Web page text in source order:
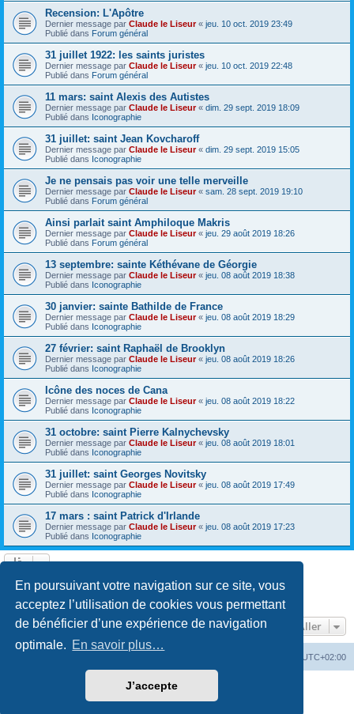
En poursuivant votre navigation sur ce site, vous
acceptez l’utilisation de cookies vous permettant
de bénéficier d’une expérience de navigation
optimale. En savoir plus…
J’accepte
Recension: L'Apôtre
Dernier message par Claude le Liseur« jeu. 10 oct. 2019 23:49
Publié dans Forum général
31 juillet 1922: les saints juristes
Dernier message par Claude le Liseur« jeu. 10 oct. 2019 22:48
Publié dans Forum général
11 mars: saint Alexis des Autistes
Dernier message par Claude le Liseur« dim. 29 sept. 2019 18:09
Publié dans Iconographie
31 juillet: saint Jean Kovcharoff
Dernier message par Claude le Liseur« dim. 29 sept. 2019 15:05
Publié dans Iconographie
Je ne pensais pas voir une telle merveille
Dernier message par Claude le Liseur« sam. 28 sept. 2019 19:10
Publié dans Forum général
Ainsi parlait saint Amphiloque Makris
Dernier message par Claude le Liseur« jeu. 29 août 2019 18:26
Publié dans Forum général
13 septembre: sainte Kéthévane de Géorgie
Dernier message par Claude le Liseur« jeu. 08 août 2019 18:38
Publié dans Iconographie
30 janvier: sainte Bathilde de France
Dernier message par Claude le Liseur« jeu. 08 août 2019 18:29
Publié dans Iconographie
27 février: saint Raphaël de Brooklyn
Dernier message par Claude le Liseur« jeu. 08 août 2019 18:26
Publié dans Iconographie
Icône des noces de Cana
Dernier message par Claude le Liseur« jeu. 08 août 2019 18:22
Publié dans Iconographie
31 octobre: saint Pierre Kalnychevsky
Dernier message par Claude le Liseur« jeu. 08 août 2019 18:01
Publié dans Iconographie
31 juillet: saint Georges Novitsky
Dernier message par Claude le Liseur« jeu. 08 août 2019 17:49
Publié dans Iconographie
17 mars : saint Patrick d'Irlande
Dernier message par Claude le Liseur« jeu. 08 août 2019 17:23
Publié dans Iconographie
Page1sur20
3
Aller
UTC+02:00
phpBB® Forum Software © phpBB Limited
©